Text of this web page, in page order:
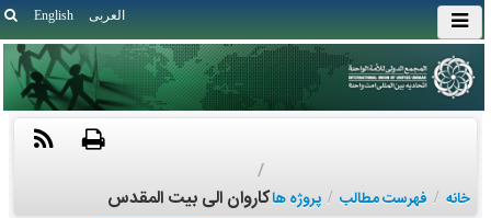
English العربی
خانه / فهرست مطالب / پروژه ها
/
کاروان الی بیت المقدس